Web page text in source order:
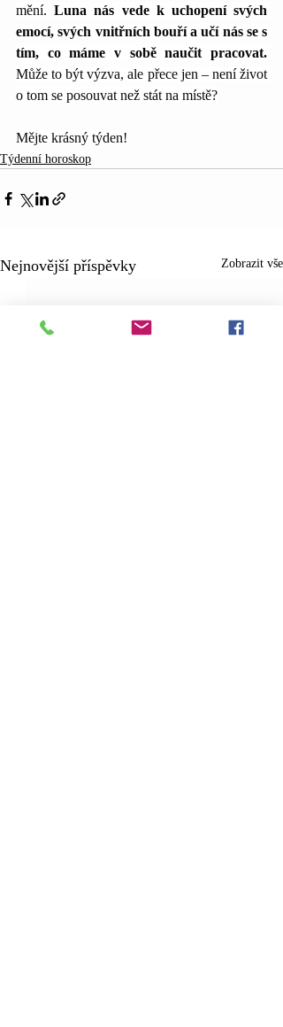
mění. Luna nás vede k uchopení svých
emocí, svých vnitřních bouří a učí nás se s
Může to být výzva, ale přece jen – není život
o tom se posouvat než stát na místě?
Mějte krásný týden!
Týdenní horoskop
Nejnovější příspěvky Zobrazit vše